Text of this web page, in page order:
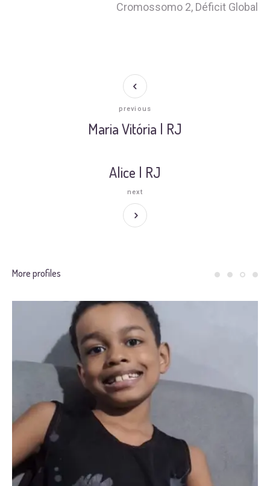
Cromossomo 2, Déficit Global
Maria Vitória | RJ
previous
Alice | RJ
next
More profiles